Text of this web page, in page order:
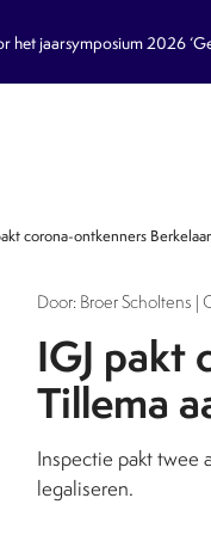
het jaarsymposium 2026
chevron_right
corona-ontkenners
Door: Broer Scholtens |
IGJ pakt
Tillema
Inspectie pakt twee
legaliseren.